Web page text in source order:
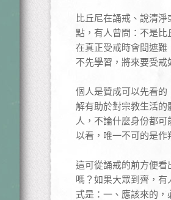
比丘尼在誦戒、說清
點，有人曾問：不是
在真正受戒時會問遮
不先學習，將來要受
個人是贊成可以先看
解有助於對宗教生活
人，不論什麼身份都
以看，唯一不可的是
這可從誦戒的前方便
嗎？如果大眾到齊，
式是：一、應該來的